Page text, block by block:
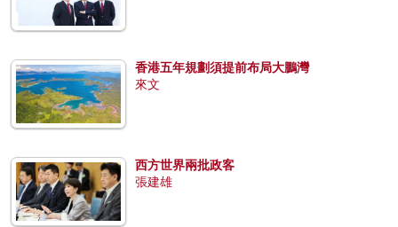
香港五年規劃須提前布局大鵬灣
來文
西方世界兩批政客
張建雄